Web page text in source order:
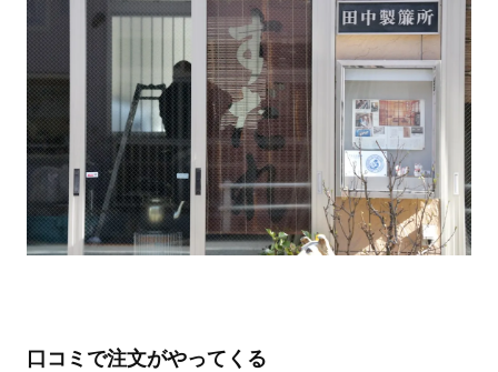
口コミで注文がやってくる